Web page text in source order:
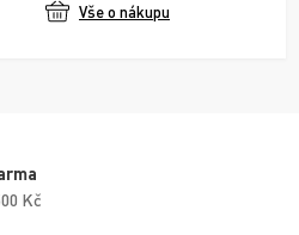
Vše o nákupu
Kč